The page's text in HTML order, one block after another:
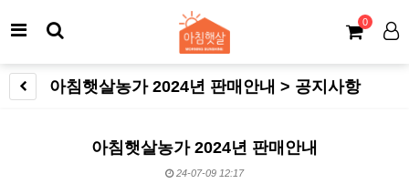
0
아침햇살농가 2024년 판매안내 > 공지사항
아침햇살농가 2024년 판매안내
24-07-09 12:17